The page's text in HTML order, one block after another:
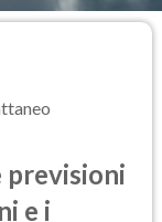
previsioni
e i